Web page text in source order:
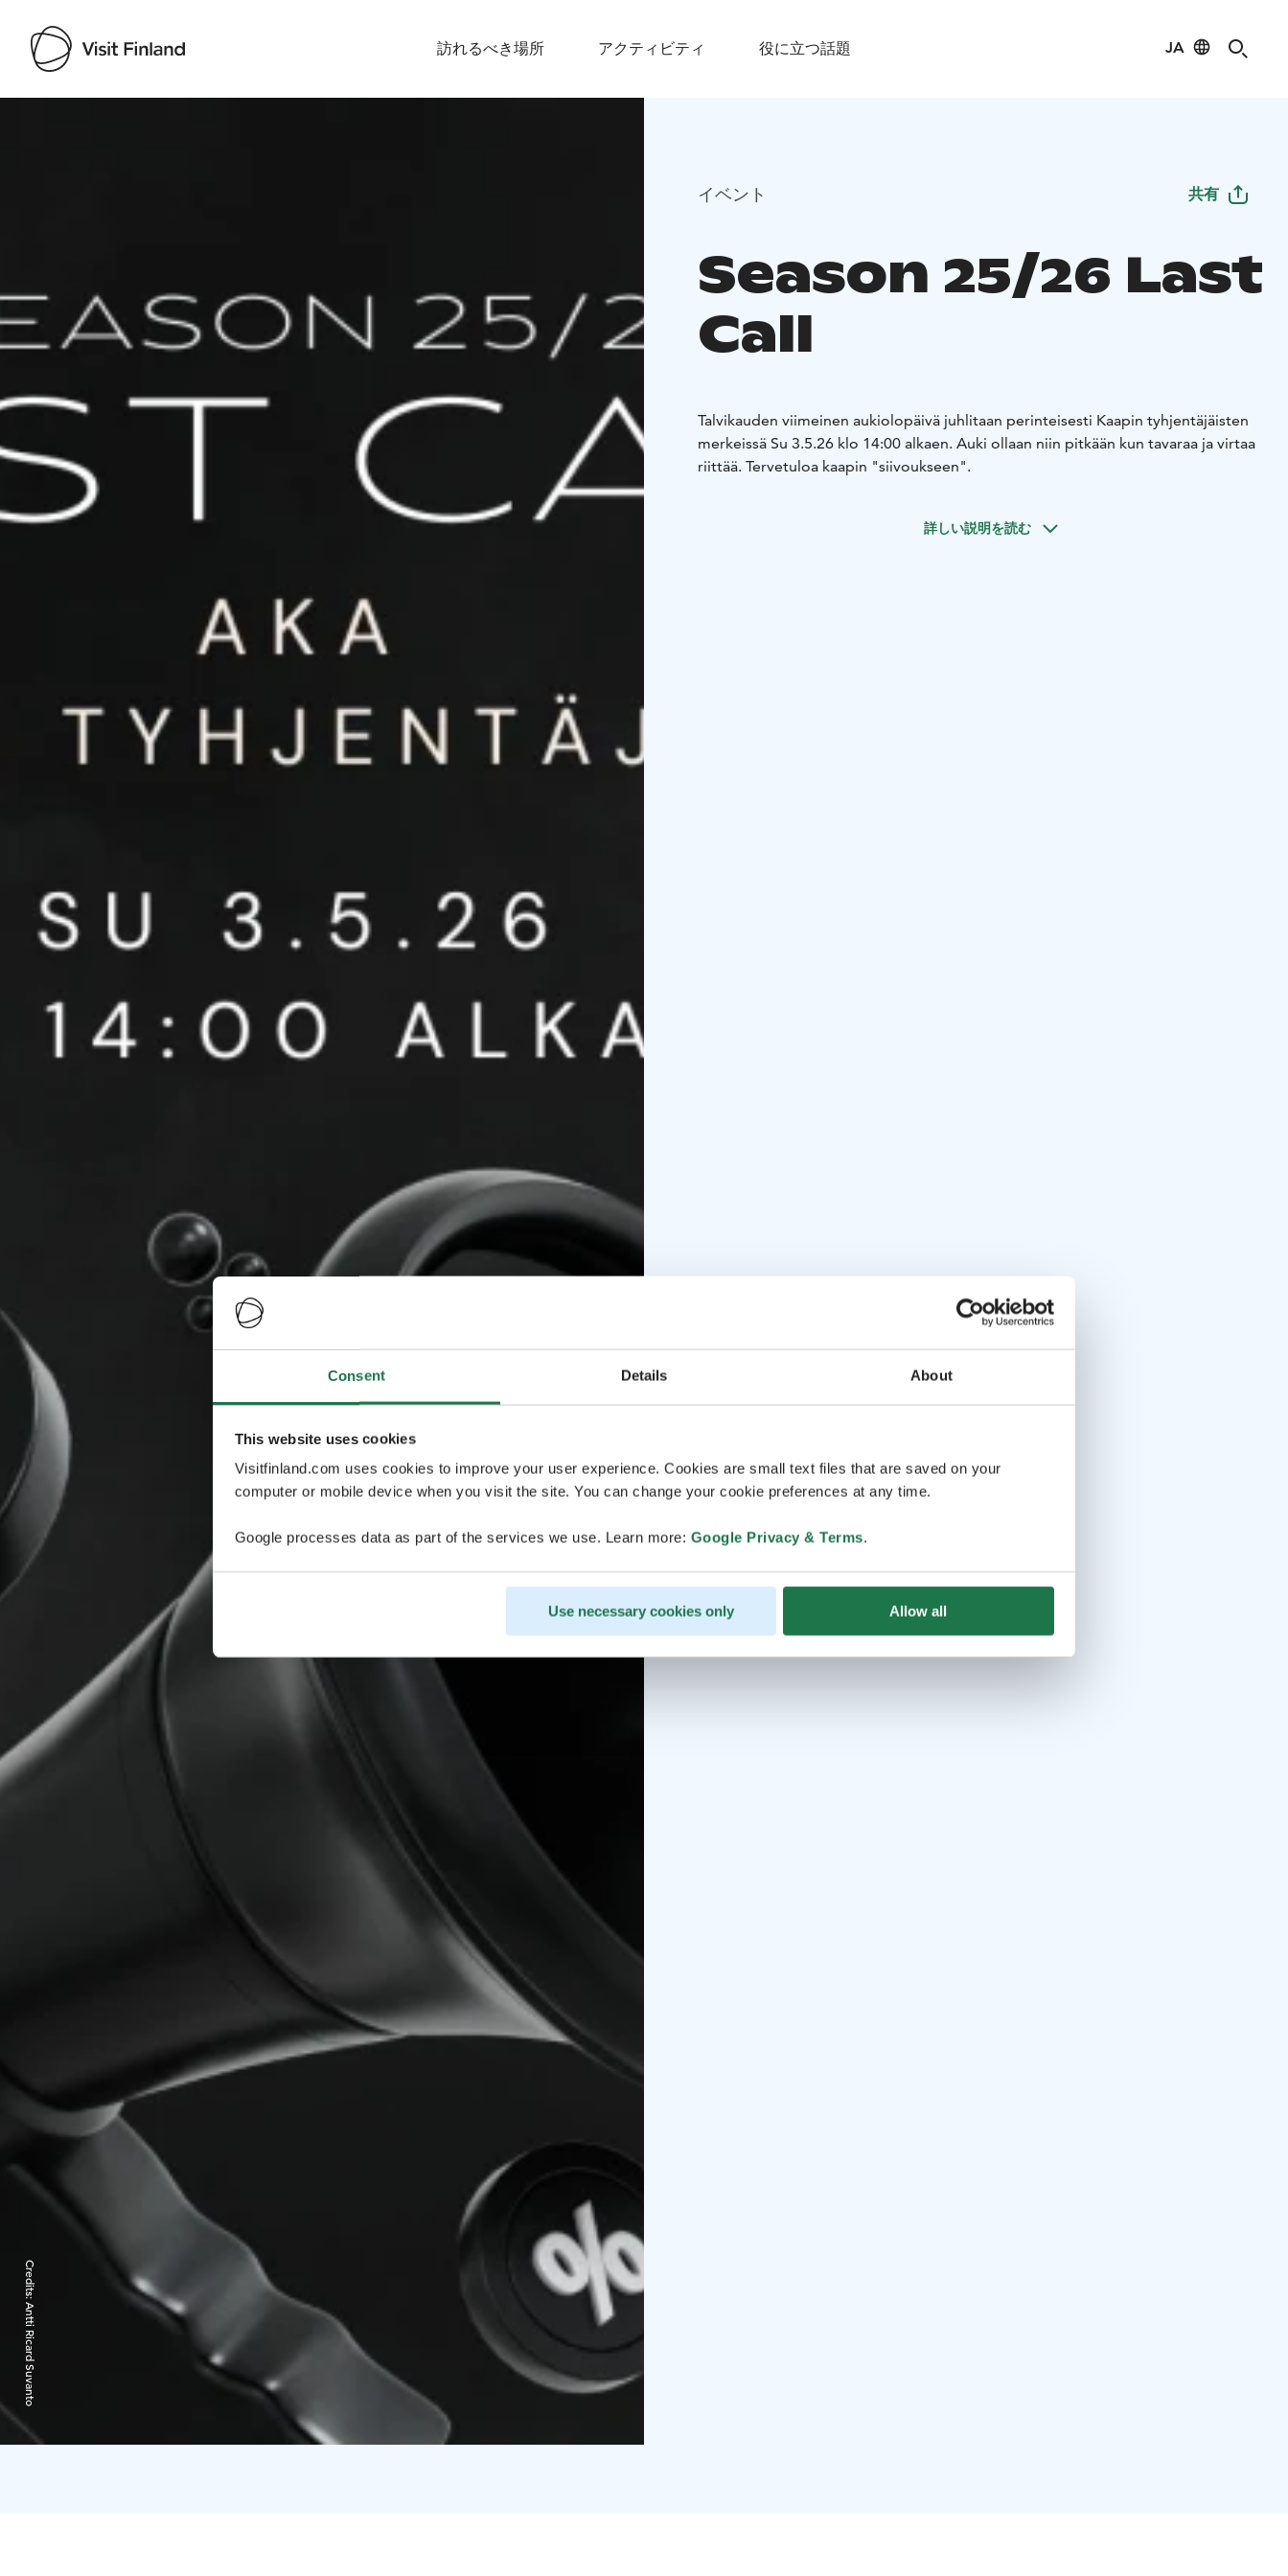
Consent Details About
This website uses cookies
Visitfinland.com uses cookies to improve your user experience. Cookies are small text files that are saved on your
computer or mobile device when you visit the site. You can change your cookie preferences at any time.
Google processes data as part of the services we use. Learn more: Google Privacy & Terms.
Use necessary cookies only Allow all
訪れるべき場所 アクティビティ 役に立つ話題 JA
Credits:
Antti Ricard Suvanto
イベント 共有
Season 25/26 Last
Call
Talvikauden viimeinen aukiolopäivä juhlitaan perinteisesti Kaapin tyhjentäjäisten
merkeissä Su 3.5.26 klo 14:00 alkaen. Auki ollaan niin pitkään kun tavaraa ja virtaa
riittää. Tervetuloa kaapin "siivoukseen".
詳しい説明を読む